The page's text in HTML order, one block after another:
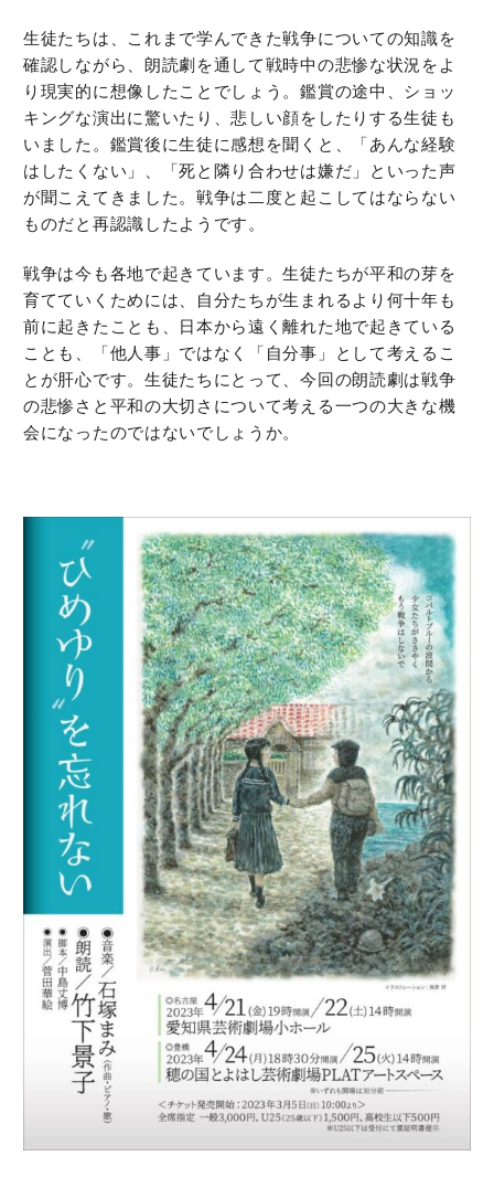
生徒たちは、これまで学んできた戦争についての知識を
確認しながら、朗読劇を通して戦時中の悲惨な状況をよ
り現実的に想像したことでしょう。鑑賞の途中、ショッ
キングな演出に驚いたり、悲しい顔をしたりする生徒も
いました。鑑賞後に生徒に感想を聞くと、「あんな経験
はしたくない」、「死と隣り合わせは嫌だ」といった声
が聞こえてきました。戦争は二度と起こしてはならない
ものだと再認識したようです。
戦争は今も各地で起きています。生徒たちが平和の芽を
育てていくためには、自分たちが生まれるより何十年も
前に起きたことも、日本から遠く離れた地で起きている
ことも、「他人事」ではなく「自分事」として考えるこ
とが肝心です。生徒たちにとって、今回の朗読劇は戦争
の悲惨さと平和の大切さについて考える一つの大きな機
会になったのではないでしょうか。